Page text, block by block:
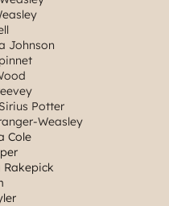
Johnson
Potter
Weasley
Cole
Rakepick